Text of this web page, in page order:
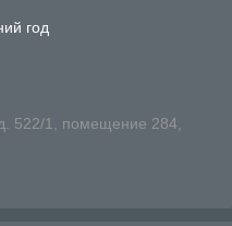
год
522/1, помещение 284,